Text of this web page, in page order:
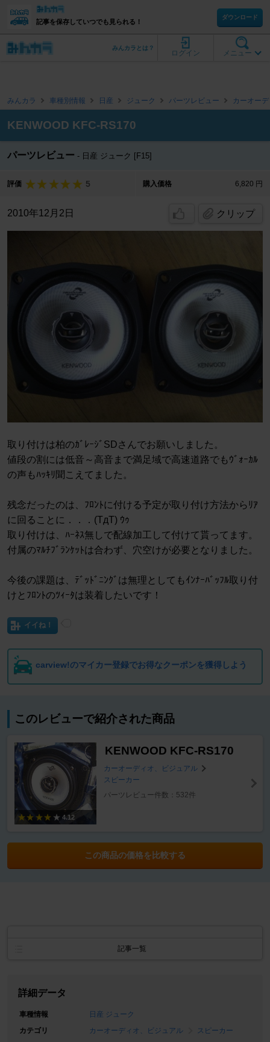
記事を保存していつでも見られる！
ダウンロード
メニュー
ログイン
みんカラとは？
みんカラ 車種別情報 日産 ジューク パーツレビュー カーオー
KENWOOD KFC-RS170
パーツレビュー 日産 ジューク [F15]
評価 5 購入価格 6,820 円
2010年12月2日 クリップ
取り付けは柏のｶﾞﾚｰｼﾞSDさんでお願いしました。
値段の割には低音～高音まで満足域で高速道路でもｳﾞｫｰｶﾙ
の声もﾊｯｷﾘ聞こえてました。
残念だったのは、ﾌﾛﾝﾄに付ける予定が取り付け方法からﾘｱ
に回ることに．．．(TдT) ｳｩ
取り付けは、ﾊｰﾈｽ無しで配線加工して付けて貰ってます。
付属のﾏﾙﾁﾌﾞﾗﾝｹｯﾄは合わず、穴空けが必要となりました。
今後の課題は、ﾃﾞｯﾄﾞﾆﾝｸﾞは無理としてもｲﾝﾅｰﾊﾞｯﾌﾙ取り付
けとﾌﾛﾝﾄのﾂｨｰﾀは装着したいです！
イイね！
carview!のマイカー登録でお得なクーポンを獲得しよう
このレビューで紹介された商品
4.12
KENWOOD KFC-RS170
カーオーディオ、ビジュアル
スピーカー
パーツレビュー件数：532件
この商品の価格を比較する
記事一覧
詳細データ
車種情報
日産 ジューク
カテゴリ
カーオーディオ、ビジュアル
スピーカー